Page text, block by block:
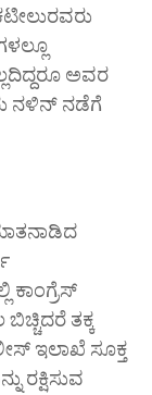
ಅವರ
ನಳಿನ್ ನಡೆಗೆ
ಕಾಂಗ್ರೆಸ್
ತಕ್ಕ
ಇಲಾಖೆ ಸೂಕ್ತ
ರಕ್ಷಿಸುವ